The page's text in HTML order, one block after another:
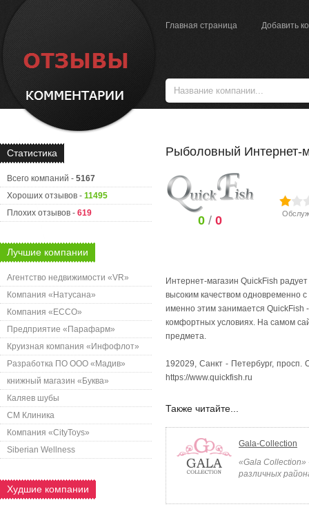
Главная страница Добавить
Статистика
Всего компаний - 5167
Хороших отзывов - 11495
Плохих отзывов - 619
Лучшие компании
Агентство недвижимости «VR»
Компания «Натусана»
Компания «ECCO»
Предприятие «Парафарм»
Круизная компания «Инфофлот»
Разработка ПО ООО «Мадив»
книжный магазин «Буква»
Каляев шубы
СМ Клиника
Компания «CityToys»
Siberian Wellness
Худшие компании
Рыболовный Интернет-
0 /0
Интернет-магазин QuickFish
высоким качеством одновременно с
именно этим занимается QuickFish
комфортных условиях. На самом
предмета.
192029, Санкт - Петербург,
https://www.quickfish.ru
Также читайте...
Gala-Collection
«Gala Collection»
различных